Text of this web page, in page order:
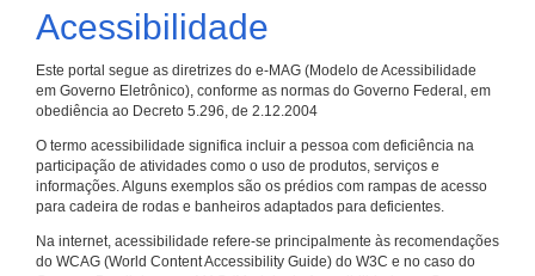
Acessibilidade
Este portal segue as diretrizes do e-MAG (Modelo de Acessibilidade
em Governo Eletrônico), conforme as normas do Governo Federal, em
obediência ao Decreto 5.296, de 2.12.2004
O termo acessibilidade significa incluir a pessoa com deficiência na
participação de atividades como o uso de produtos, serviços e
informações. Alguns exemplos são os prédios com rampas de acesso
para cadeira de rodas e banheiros adaptados para deficientes.
Na internet, acessibilidade refere-se principalmente às recomendações
do WCAG (World Content Accessibility Guide) do W3C e no caso do